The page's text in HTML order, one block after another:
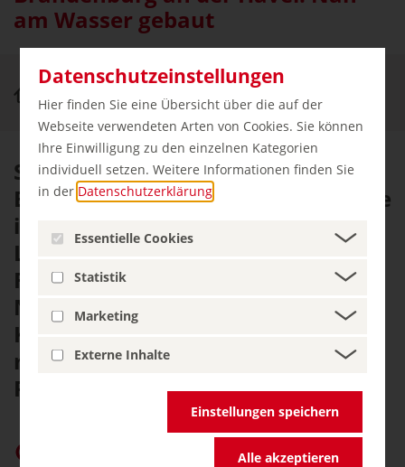
Datenschutzeinstellungen
Hier finden Sie eine Übersicht über die auf der
Webseite verwendeten Arten von Cookies. Sie können
Ihre Einwilligung zu den einzelnen Kategorien
individuell setzen. Weitere Informationen finden Sie
in der Datenschutzerklärung
Essentielle Cookies
Statistik
Marketing
Externe Inhalte
Einstellungen speichern
Alle akzeptieren
am Wasser gebaut
Städte & Kultur Brandenburg
Sich im wasserreichsten
Bundesland als Wassersportler wie
im Paradies zu fühlen, ist ein
Leichtes. Viele unberührte
Flussarme bieten spannende
Naturexpeditionen. Und die 7000
Kilometer ausgebauten Radwege
rufen förmlich nach einer
Radpartie durch Stadt und Land.
germany.travel bei Google bevorzugen